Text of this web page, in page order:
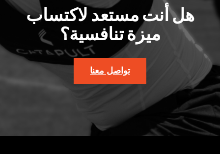
هل أنت مستعد لاكتساب
ميزة تنافسية؟
تواصل معنا